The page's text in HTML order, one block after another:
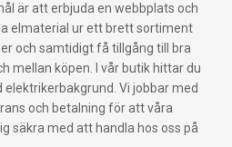
är att erbjuda en webbplats och
elmaterial ur ett brett sortiment
och samtidigt få tillgång till bra
mellan köpen. I vår butik hittar du
Vi jobbar med
och betalning för att våra
säkra med att handla hos oss på